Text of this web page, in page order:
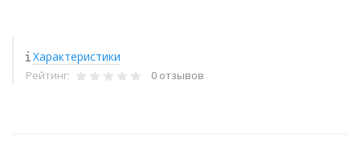
Характеристики
Рейтинг: 0 отзывов